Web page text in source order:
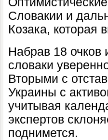
Словакии и
Козака, которая
Набрав 18 очков
словаки
Вторыми с
Украины с
учитывая
экспертов
поднимется.